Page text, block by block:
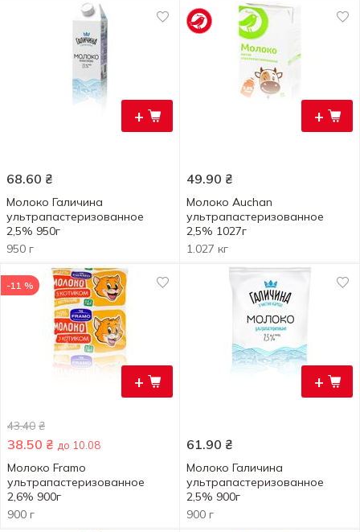
+
68.60 ₴
Молоко Галичина
ультрапастеризованное
2,5% 950г
950 г
+
49.90 ₴
Молоко Auchan
ультрапастеризованное
2,5% 1027г
1.027 кг
+
-11 %
43.40 ₴
38.50 ₴ до 10.08
Молоко Framo
ультрапастеризованное
2,6% 900г
900 г
+
61.90 ₴
Молоко Галичина
ультрапастеризованное
2,5% 900г
900 г